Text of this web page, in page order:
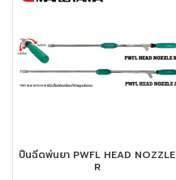
ปืนฉีดพ่นยา PWFL HEAD NOZZLE
R